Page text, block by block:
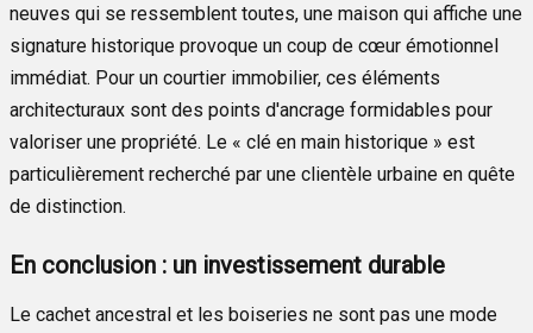
neuves qui se ressemblent toutes, une maison qui affiche une
signature historique provoque un coup de cœur émotionnel
immédiat. Pour un courtier immobilier, ces éléments
architecturaux sont des points d'ancrage formidables pour
valoriser une propriété. Le « clé en main historique » est
particulièrement recherché par une clientèle urbaine en quête
de distinction.
En conclusion : un investissement durable
Le cachet ancestral et les boiseries ne sont pas une mode